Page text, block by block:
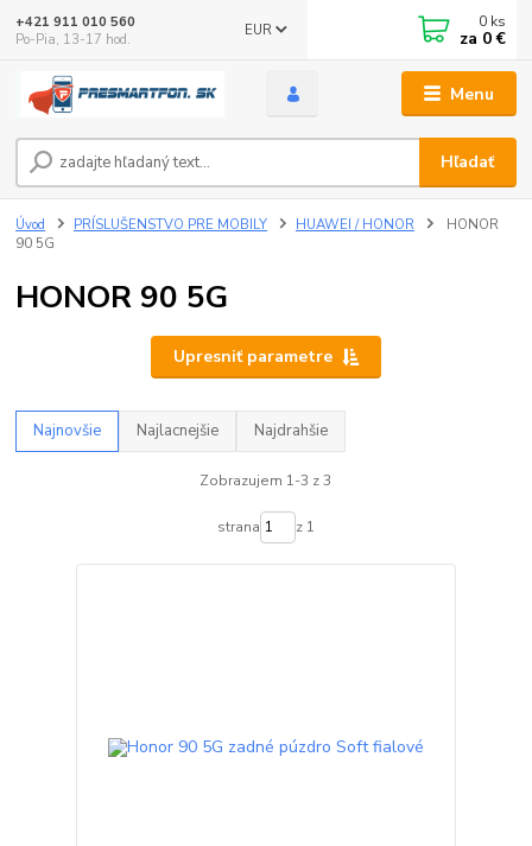
Menu
EUR
Hľadať
+421 911 010 560
Po-Pia, 13-17 hod.
0 ks
za 0 €
Úvod PRÍSLUŠENSTVO PRE MOBILY HUAWEI / HONOR
HONOR
90 5G
HONOR 90 5G
Upresniť parametre
Najnovšie Najlacnejšie Najdrahšie
Zobrazujem 1-3 z 3
strana z 1